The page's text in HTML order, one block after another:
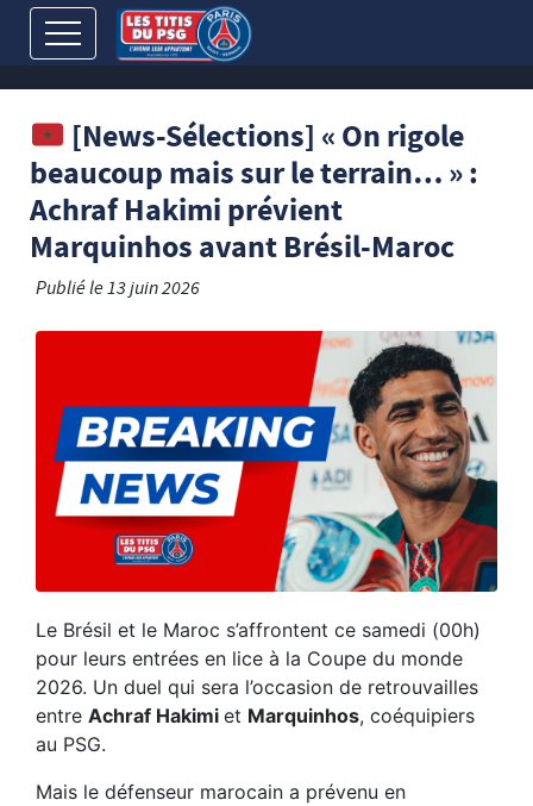
[News-Sélections] « On rigole
beaucoup mais sur le terrain… » :
Achraf Hakimi prévient
Marquinhos avant Brésil-Maroc
Publié le13 juin 2026
Le Brésil et le Maroc s’affrontent ce samedi (00h)
pour leurs entrées en lice à la Coupe du monde
2026. Un duel qui sera l’occasion de retrouvailles
entre Achraf Hakimi et Marquinhos, coéquipiers
au PSG.
Mais le défenseur marocain a prévenu en